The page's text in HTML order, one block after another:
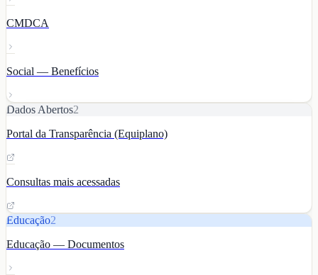
CMDCA
Social — Benefícios
Dados Abertos2
Portal da Transparência (Equiplano)
Consultas mais acessadas
Educação2
Educação — Documentos